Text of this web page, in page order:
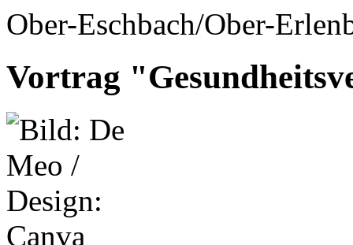
Ober-Eschbach/Ober-
Vortrag